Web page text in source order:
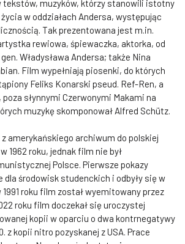
tekstów, muzyków, którzy stanowili istotny
w oddziałach Andersa, występując
Tak prezentowana jest m.in.
rewiowa, śpiewaczka, aktorka, od
Władysława Andersa; także Nina
Film wypełniają piosenki, do których
Feliks Konarski pseud. Ref-Ren, a
słynnymi Czerwonymi Makami na
muzykę skomponował Alfred Schütz.
z amerykańskiego archiwum do polskiej
1962 roku, jednak film nie był
Polsce. Pierwsze pokazy
dla środowisk studenckich i odbyły się w
1991 roku film został wyemitowany przez
roku film doczekał się uroczystej
kopii w oparciu o dwa kontrnegatywy
z kopii nitro pozyskanej z USA. Prace